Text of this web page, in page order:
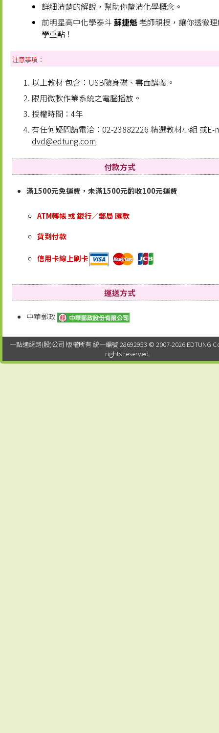
詳細清楚的解說，幫助你釐清化學概念。
前明星高中化學泰斗 蘇捷魁老師親授，讓你透徹
學重點！
注意事項：
以上教材 包含：USB隨身碟、書面講義。
限用微軟作業系統之電腦播放。
授權時間：4年
有任何疑問請電洽：02-23882226 精選教材小組 或E-
dvd@edtung.com
付款方式
滿1500元免運費，未滿1500元酌收100元運費
ATM轉帳 或 銀行／郵局 匯款
貨到付款
信用卡線上刷卡
運送方式
中華郵政
一點通網路(股)公司 版權所有 統一編號:28692953 © 2007-2026 EDTUNG
rights reserved.